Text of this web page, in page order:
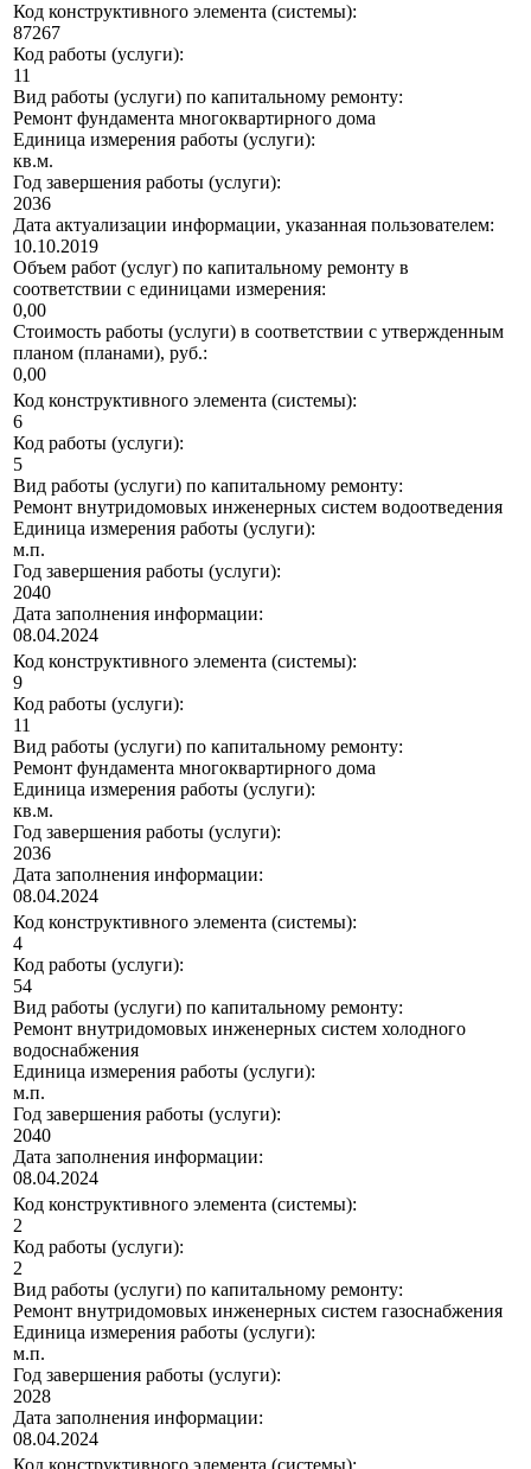
Код конструктивного элемента (системы):
87267
Код работы (услуги):
11
Вид работы (услуги) по капитальному ремонту:
Ремонт фундамента многоквартирного дома
Единица измерения работы (услуги):
кв.м.
Год завершения работы (услуги):
2036
Дата актуализации информации, указанная пользователем:
10.10.2019
Объем работ (услуг) по капитальному ремонту в
соответствии с единицами измерения:
0,00
Стоимость работы (услуги) в соответствии с утвержденным
планом (планами), руб.:
0,00
Код конструктивного элемента (системы):
6
Код работы (услуги):
5
Вид работы (услуги) по капитальному ремонту:
Ремонт внутридомовых инженерных систем водоотведения
Единица измерения работы (услуги):
м.п.
Год завершения работы (услуги):
2040
Дата заполнения информации:
08.04.2024
Код конструктивного элемента (системы):
9
Код работы (услуги):
11
Вид работы (услуги) по капитальному ремонту:
Ремонт фундамента многоквартирного дома
Единица измерения работы (услуги):
кв.м.
Год завершения работы (услуги):
2036
Дата заполнения информации:
08.04.2024
Код конструктивного элемента (системы):
4
Код работы (услуги):
54
Вид работы (услуги) по капитальному ремонту:
Ремонт внутридомовых инженерных систем холодного
водоснабжения
Единица измерения работы (услуги):
м.п.
Год завершения работы (услуги):
2040
Дата заполнения информации:
08.04.2024
Код конструктивного элемента (системы):
2
Код работы (услуги):
2
Вид работы (услуги) по капитальному ремонту:
Ремонт внутридомовых инженерных систем газоснабжения
Единица измерения работы (услуги):
м.п.
Год завершения работы (услуги):
2028
Дата заполнения информации:
08.04.2024